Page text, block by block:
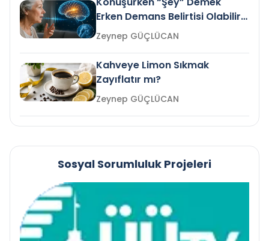
Erken Demans Belirtisi Olabilir
mi?
Zeynep GÜÇLÜCAN
Kahveye Limon Sıkmak
Zayıflatır mı?
Zeynep GÜÇLÜCAN
Sosyal Sorumluluk Projeleri